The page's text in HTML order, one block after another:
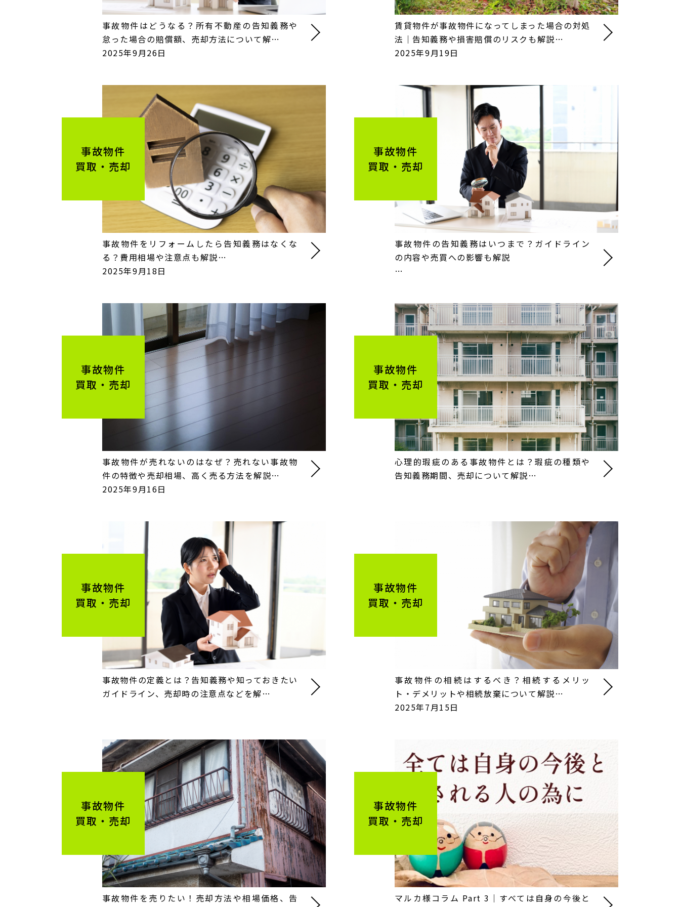
事故物件はどうなる？所有不動産の告知義務や
怠った場合の賠償額、売却方法について解…
2025年9月26日
賃貸物件が事故物件になってしまった場合の対処
法｜告知義務や損害賠償のリスクも解説…
2025年9月19日
事故物件
買取・売却
事故物件をリフォームしたら告知義務はなくな
る？費用相場や注意点も解説…
2025年9月18日
事故物件
買取・売却
事故物件の告知義務はいつまで？ガイドライン
の内容や売買への影響も解説
…
事故物件
買取・売却
事故物件が売れないのはなぜ？売れない事故物
件の特徴や売却相場、高く売る方法を解説…
2025年9月16日
事故物件
買取・売却
心理的瑕疵のある事故物件とは？瑕疵の種類や
告知義務期間、売却について解説…
事故物件
買取・売却
事故物件の定義とは？告知義務や知っておきたい
ガイドライン、売却時の注意点などを解…
事故物件
買取・売却
事故物件の相続はするべき？相続するメリッ
ト・デメリットや相続放棄について解説…
2025年7月15日
事故物件
買取・売却
事故物件を売りたい！売却方法や相場価格、告
事故物件
買取・売却
マルカ様コラム Part 3｜すべては自身の今後と